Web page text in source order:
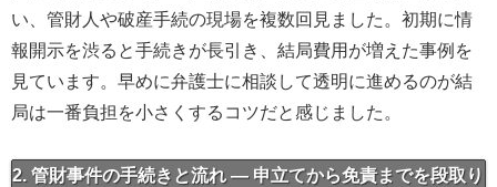
い、管財人や破産手続の現場を複数回見ました。初期に情
報開示を渋ると手続きが長引き、結局費用が増えた事例を
見ています。早めに弁護士に相談して透明に進めるのが結
局は一番負担を小さくするコツだと感じました。
2. 管財事件の手続きと流れ — 申立てから免責までを段取り